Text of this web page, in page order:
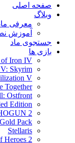
صفحه اصلی
وبلاگ
معرفی
آموزش
جستجوی ماد
بازی ها
of Iron IV
Skyrim
V
Together
Ostfront
Edition
2
Pack
Stellaris
Heroes 2